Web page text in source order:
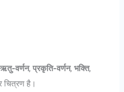
ऋतु-वर्णन, प्रकृति-वर्णन, भक्ति,
है।